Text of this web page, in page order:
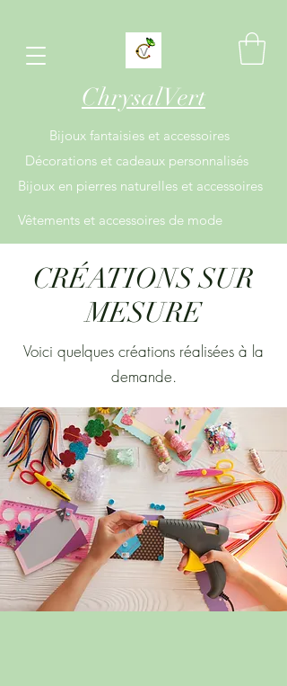
ChrysalVert
Bijoux fantaisies et accessoires
Décorations et cadeaux personnalisés
Bijoux en pierres naturelles et accessoires
Vêtements et accessoires de mode
CRÉATIONS SUR
MESURE
Voici quelques créations réalisées à la
demande.